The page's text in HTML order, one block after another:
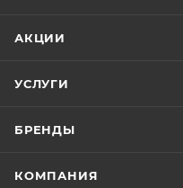
АКЦИИ
УСЛУГИ
БРЕНДЫ
КОМПАНИЯ